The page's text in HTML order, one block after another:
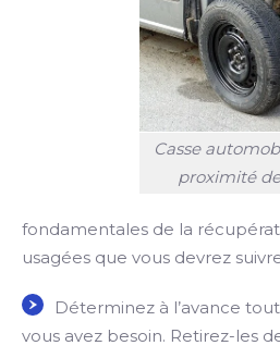
Casse
proximité
fondamentales de la
usagées que vous devrez
Déterminez à l’avance
vous avez besoin. Retirez-les